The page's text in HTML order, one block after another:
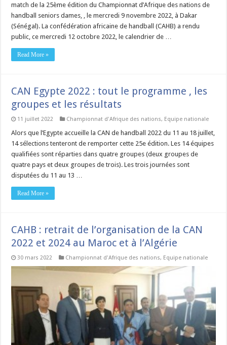
match de la 25ème édition du Championnat d’Afrique des nations de
handball seniors dames, , le mercredi 9 novembre 2022, à Dakar
(Sénégal). La confédération africaine de handball (CAHB) a rendu
public, ce mercredi 12 octobre 2022, le calendrier de …
Read More »
CAN Egypte 2022 : tout le programme , les
groupes et les résultats
11 juillet 2022 Championnat d'Afrique des nations, Equipe nationale
Alors que l’Egypte accueille la CAN de handball 2022 du 11 au 18 juillet,
14 sélections tenteront de remporter cette 25e édition. Les 14 équipes
qualifiées sont réparties dans quatre groupes (deux groupes de
quatre pays et deux groupes de trois). Les trois journées sont
disputées du 11 au 13 …
Read More »
CAHB : retrait de l’organisation de la CAN
2022 et 2024 au Maroc et à l’Algérie
30 mars 2022 Championnat d'Afrique des nations, Equipe nationale